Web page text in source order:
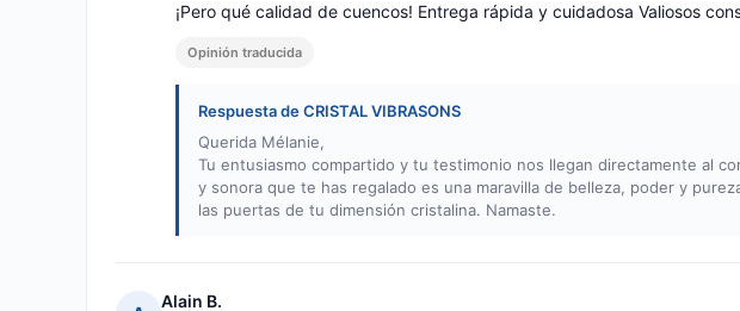
¡Pero qué calidad de cuencos! Entrega rápida y cuidadosa Valiosos
Opinión traducida
Respuesta de CRISTAL VIBRASONS
Querida Mélanie,
Tu entusiasmo compartido y tu testimonio nos llegan directamente al
y sonora que te has regalado es una maravilla de belleza, poder y
las puertas de tu dimensión cristalina. Namaste.
Alain B.